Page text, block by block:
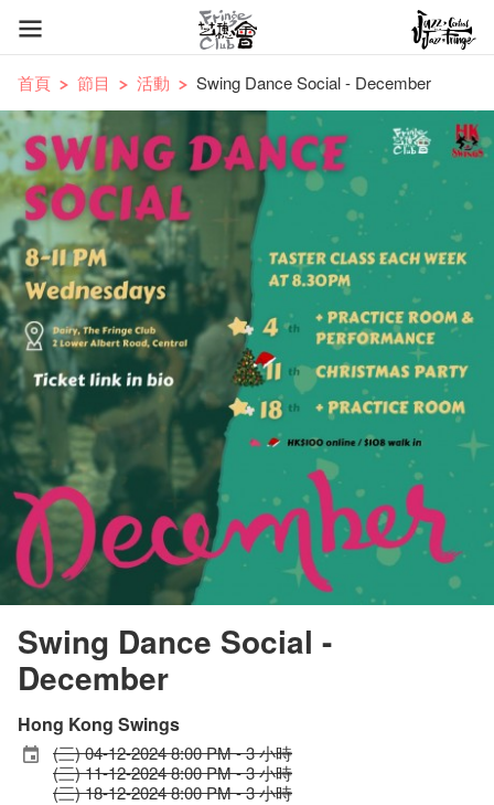
首頁 節目 活動 Swing Dance Social - December
Swing Dance Social -
December
Hong Kong Swings
(三) 04-12-2024 8:00 PM - 3 小時
(三) 11-12-2024 8:00 PM - 3 小時
(三) 18-12-2024 8:00 PM - 3 小時